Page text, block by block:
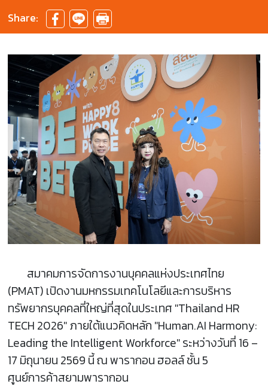
Share:
สมาคมการจัดการงานบุคคลแห่งประเทศไทย
(PMAT) เปิดงานมหกรรมเทคโนโลยีและการบริหาร
ทรัพยากรบุคคลที่ใหญ่ที่สุดในประเทศ "Thailand HR
TECH 2026" ภายใต้แนวคิดหลัก "Human.AI Harmony:
Leading the Intelligent Workforce" ระหว่างวันที่ 16 –
17 มิถุนายน 2569 นี้ ณ พารากอน ฮอลล์ ชั้น 5
ศูนย์การค้าสยามพารากอน